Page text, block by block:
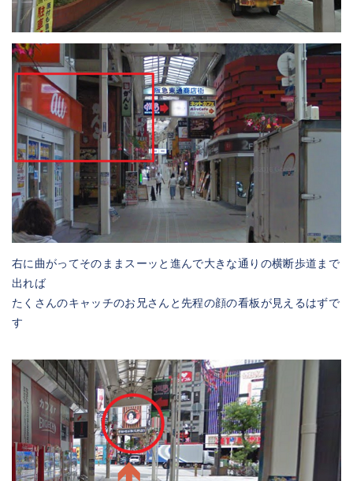
右に曲がってそのままスーッと進んで大きな通りの横断歩道まで
出れば
たくさんのキャッチのお兄さんと先程の顔の看板が見えるはずで
す